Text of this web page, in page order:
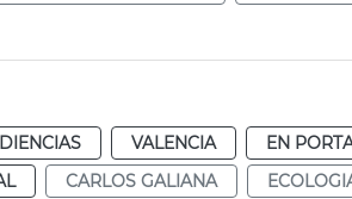
VALENCIA
EN
CARLOS GALIANA